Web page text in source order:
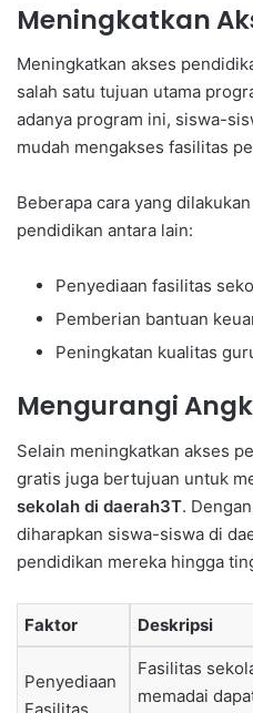
Meningkatkan
Meningkatkan akses
salah satu tujuan utama
adanya program ini, siswa-
mudah mengakses fasilitas
Beberapa cara yang
pendidikan antara lain:
Penyediaan fasilitas
Pemberian bantuan
Peningkatan kualitas
Mengurangi
Selain meningkatkan akses
gratis juga bertujuan untuk
sekolah di daerah3T.
diharapkan siswa-siswa di
pendidikan mereka hingga
Faktor Deskripsi
Penyediaan
Fasilitas
memadai